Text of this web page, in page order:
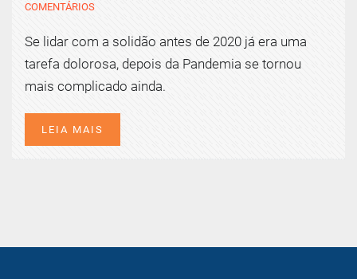
COMENTÁRIOS
Se lidar com a solidão antes de 2020 já era uma
tarefa dolorosa, depois da Pandemia se tornou
mais complicado ainda.
LEIA MAIS